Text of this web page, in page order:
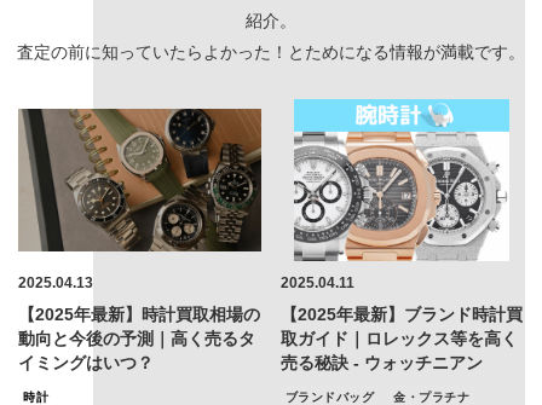
紹介。
査定の前に知っていたらよかった！とためになる情報が満載です。
2025.04.13
【2025年最新】時計買取相場の
動向と今後の予測｜高く売るタ
イミングはいつ？
時計
2025.04.11
【2025年最新】ブランド時計買
取ガイド｜ロレックス等を高く
売る秘訣 - ウォッチニアン
ブランドバッグ 金・プラチナ